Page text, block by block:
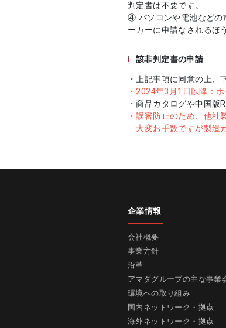
判定書は不要です。
④ パソコンや電池などの
ーカーに申請なされるほ
該非判定書の申請
・上記事項に同意の上、
・2024年3月1日以降：
・商品カタログや中国版
・誤審防止のため、他社
大変お手数ですが製造
企業情報
会社概要
事業方針
沿革
アマダグループの主な事業
環境への取り組み
国内ネットワーク・拠点
海外ネットワーク・拠点